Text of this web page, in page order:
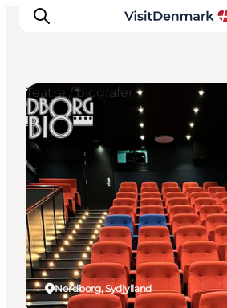
Inspiration
Destinationer
Oplevelser
Overnatning
Planlæg ferien
Nordborg, Sydjylland
Teatre / biografer